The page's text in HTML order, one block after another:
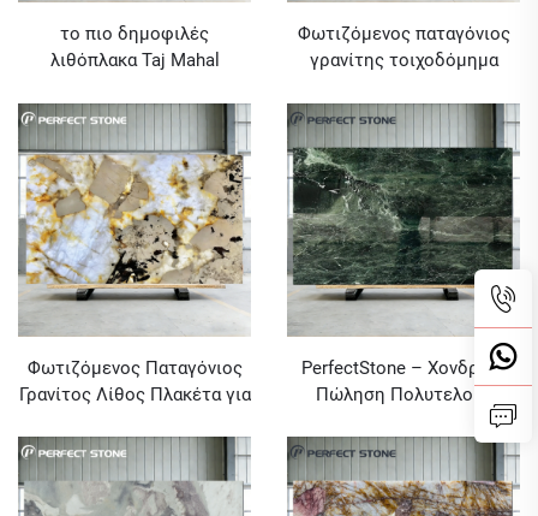
το πιο δημοφιλές
λιθόπλακα Taj Mahal
έργο μαρμάρου στην
Αυστραλία και οπτική
εμπορευματοποίηση
Φωτιζόμενος παταγόνιος
γρανίτης τοιχοδόμημα
Φωτιζόμενος Παταγόνιος
Γρανίτος Λίθος Πλακέτα για
PerfectStone – Χονδρική
Πώληση Πολυτελούς
Πράσινου Μαρμάρου Verde
Alpi για Κατασκευή Βιλών
και Ξενοδοχείων Υψηλής
Κατηγορίας